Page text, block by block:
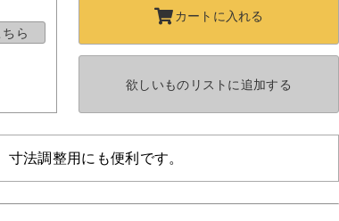
ら
カートに入れる
欲しいものリストに追加する
法調整用にも便利です。